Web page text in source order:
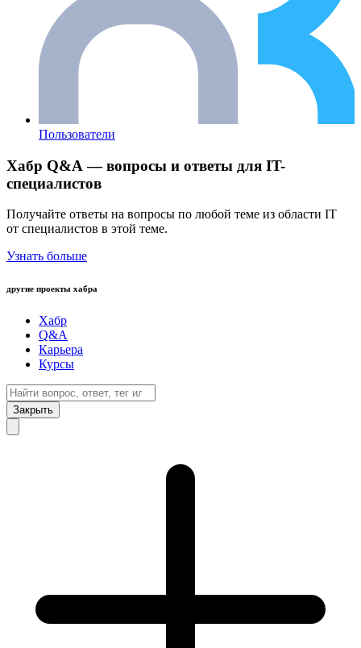
Пользователи
Хабр Q&A — вопросы и ответы для IT-
специалистов
Получайте ответы на вопросы по любой теме из области IT
от специалистов в этой теме.
Узнать больше
другие проекты хабра
Хабр
Q&A
Карьера
Курсы
Закрыть